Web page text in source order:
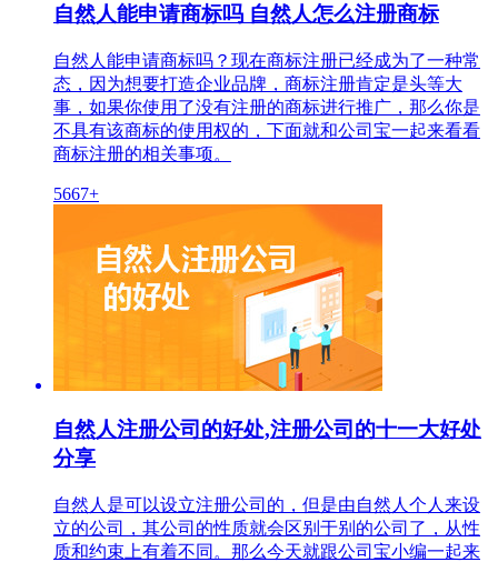
自然人能申请商标吗 自然人怎么注册商标
自然人能申请商标吗？现在商标注册已经成为了一种常
态，因为想要打造企业品牌，商标注册肯定是头等大
事，如果你使用了没有注册的商标进行推广，那么你是
不具有该商标的使用权的，下面就和公司宝一起来看看
商标注册的相关事项。
5667+
自然人注册公司的好处,注册公司的十一大好处
分享
自然人是可以设立注册公司的，但是由自然人个人来设
立的公司，其公司的性质就会区别于别的公司了，从性
质和约束上有着不同。那么今天就跟公司宝小编一起来